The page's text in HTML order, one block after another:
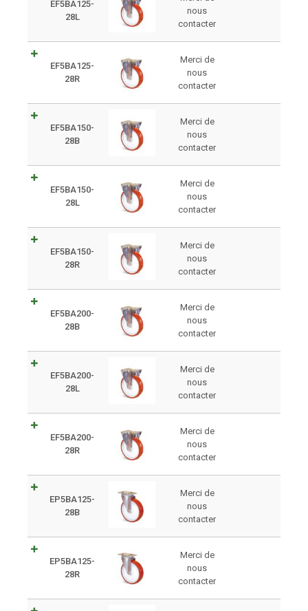
EF5BA125-
28L
nous
contacter
EF5BA125-
28R
Merci de
nous
contacter
EF5BA150-
28B
Merci de
nous
contacter
EF5BA150-
28L
Merci de
nous
contacter
EF5BA150-
28R
Merci de
nous
contacter
EF5BA200-
28B
Merci de
nous
contacter
EF5BA200-
28L
Merci de
nous
contacter
EF5BA200-
28R
Merci de
nous
contacter
EP5BA125-
28B
Merci de
nous
contacter
EP5BA125-
28R
Merci de
nous
contacter